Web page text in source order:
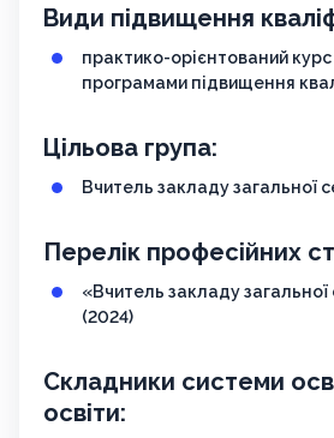
Види підвищення
практико-орієнтований
програмами підвищення
Цільова група:
Вчитель закладу загальної
Перелік професійних
«Вчитель закладу загальної
(2024)
Складники системи
освіти: